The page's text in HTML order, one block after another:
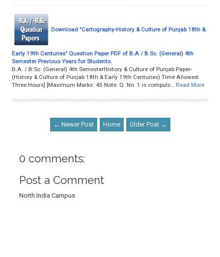
Download "Cartography-History & Culture of Punjab 18th &
Early 19th Centuries" Question Paper PDF of B.A / B.Sc. (General) 4th
Semester Previous Years for Students.
B.A. / B.Sc. (General) 4th SemesterHistory & Culture of Punjab Paper-
(History & Culture of Punjab 18th & Early 19th Centuries) Time Allowed:
Three Hours] [Maximum Marks: 45 Note: Q. No. 1 is compuls…
Read More
← Newer Post Home Older Post →
0 comments:
Post a Comment
North India Campus